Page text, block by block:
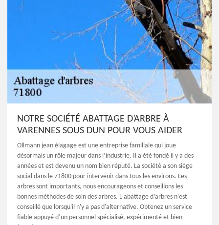
NOTRE SOCIÉTÉ ABATTAGE D’ARBRE À
VARENNES SOUS DUN POUR VOUS AIDER
Ollmann jean élagage est une entreprise familiale qui joue
désormais un rôle majeur dans l’industrie. Il a été fondé il y a des
années et est devenu un nom bien réputé. La société a son siège
social dans le 71800 pour intervenir dans tous les environs. Les
arbres sont importants, nous encourageons et conseillons les
bonnes méthodes de soin des arbres. L'abattage d’arbres n'est
conseillé que lorsqu'il n'y a pas d'alternative. Obtenez un service
fiable appuyé d’un personnel spécialisé, expérimenté et bien